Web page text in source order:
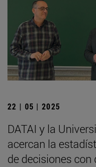
22 | 05 | 2025
DATAI y la
acercan la
de decisiones con